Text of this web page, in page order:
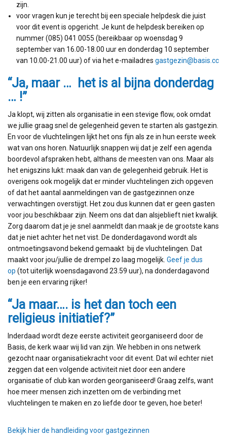
zijn.
voor vragen kun je terecht bij een speciale helpdesk die juist
voor dit event is opgericht. Je kunt de helpdesk bereiken op
nummer (085) 041 0055 (bereikbaar op woensdag 9
september van 16.00-18.00 uur en donderdag 10 september
van 10.00-21.00 uur) of via het e-mailadres gastgezin@basis.cc
“Ja, maar … het is al bijna donderdag
… !”
Ja klopt, wij zitten als organisatie in een stevige flow, ook omdat
we jullie graag snel de gelegenheid geven te starten als gastgezin.
En voor de vluchtelingen lijkt het ons fijn als ze in hun eerste week
wat van ons horen. Natuurlijk snappen wij dat je zelf een agenda
boordevol afspraken hebt, althans de meesten van ons. Maar als
het enigszins lukt: maak dan van de gelegenheid gebruik. Het is
overigens ook mogelijk dat er minder vluchtelingen zich opgeven
of dat het aantal aanmeldingen van de gastgezinnen onze
verwachtingen overstijgt. Het zou dus kunnen dat er geen gasten
voor jou beschikbaar zijn. Neem ons dat dan alsjeblieft niet kwalijk.
Zorg daarom dat je je snel aanmeldt dan maak je de grootste kans
dat je niet achter het net vist. De donderdagavond wordt als
ontmoetingsavond bekend gemaakt bij de vluchtelingen. Dat
maakt voor jou/jullie de drempel zo laag mogelijk. Geef je dus
op (tot uiterlijk woensdagavond 23.59 uur), na donderdagavond
ben je een ervaring rijker!
“Ja maar…. is het dan toch een
religieus initiatief?”
Inderdaad wordt deze eerste activiteit georganiseerd door de
Basis, de kerk waar wij lid van zijn. We hebben in ons netwerk
gezocht naar organisatiekracht voor dit event. Dat wil echter niet
zeggen dat een volgende activiteit niet door een andere
organisatie of club kan worden georganiseerd! Graag zelfs, want
hoe meer mensen zich inzetten om de verbinding met
vluchtelingen te maken en zo liefde door te geven, hoe beter!
Bekijk hier de handleiding voor gastgezinnen